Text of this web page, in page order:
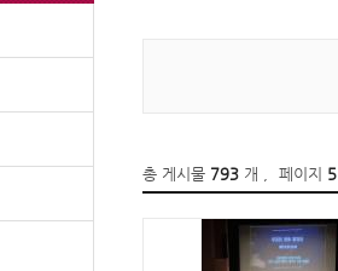
총 게시물 793 개 페이지 5